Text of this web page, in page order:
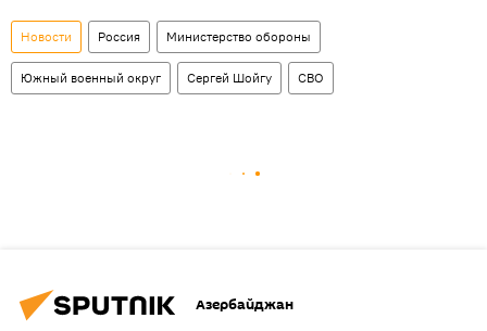
Новости Россия Министерство обороны
Южный военный округ Сергей Шойгу СВО
Азербайджан